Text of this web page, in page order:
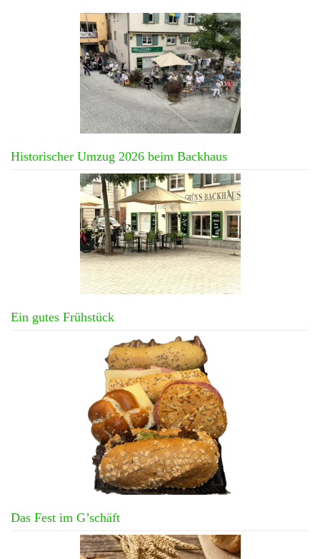
Historischer Umzug 2026 beim Backhaus
Ein gutes Frühstück
Das Fest im G’schäft